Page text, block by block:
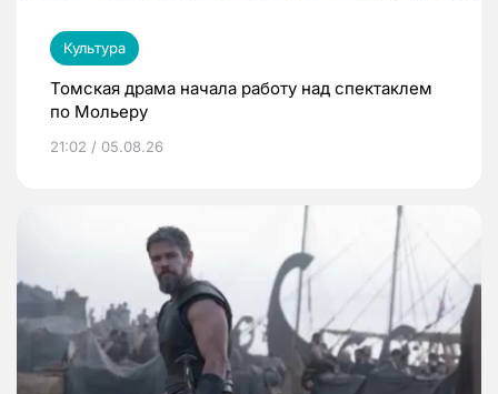
Культура
Томская драма начала работу над спектаклем
по Мольеру
21:02 / 05.08.26